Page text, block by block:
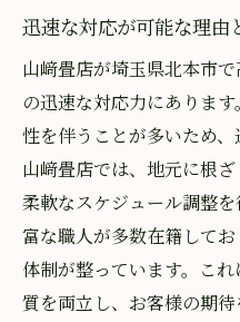
迅速な対応が可能な理由
山﨑畳店が埼玉県北本市
の迅速な対応力にありま
性を伴うことが多いため、
山﨑畳店では、地元に根ざ
柔軟なスケジュール調整
富な職人が多数在籍して
体制が整っています。こ
質を両立し、お客様の期